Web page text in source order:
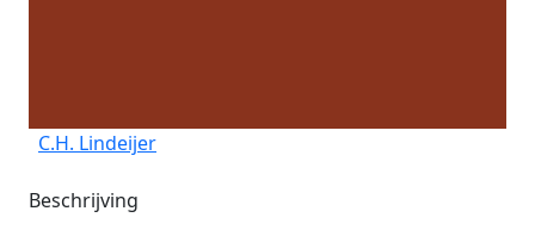
C.H. Lindeijer
Beschrijving